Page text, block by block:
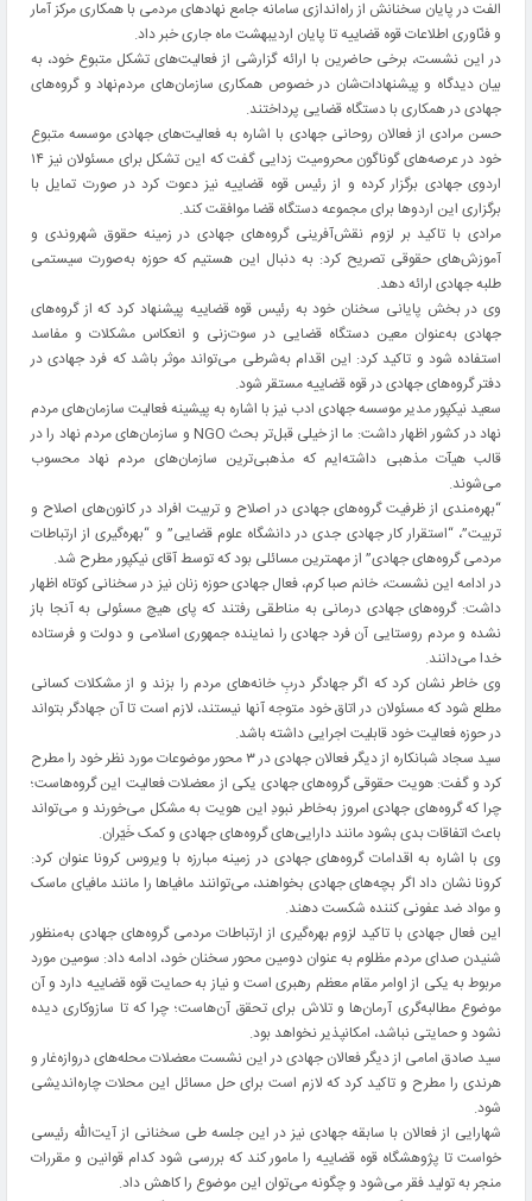
الفت در پایان سخنانش از راه‌اندازی سامانه‌ جامع نهادهای مردمی با همکاری مرکز آمار
و فنّاوری اطلاعات قوه قضاییه تا پایان اردیبهشت ماه جاری خبر داد.
در این نشست، برخی حاضرین با ارائه گزارشی از فعالیت‌های تشکل متبوع‌ خود، به
بیان دیدگاه و پیشنهادات‌شان در خصوص همکاری سازمان‌های مردم‌نهاد و گروه‌های
جهادی در همکاری با دستگاه قضایی پرداختند.
حسن مرادی از فعالان روحانی جهادی با اشاره به فعالیت‌های جهادی موسسه متبوع
خود در عرصه‌های گوناگون محرومیت زدایی گفت که این تشکل برای مسئولان نیز ۱۴
اردوی جهادی برگزار کرده و از رئیس قوه قضاییه نیز دعوت کرد در صورت تمایل با
برگزاری این اردوها برای مجموعه دستگاه قضا موافقت کند.
مرادی با تاکید بر لزوم نقش‌آفرینی گروه‌های جهادی در زمینه حقوق شهروندی و
آموزش‌های حقوقی تصریح کرد: به دنبال این هستیم که حوزه به‌صورت سیستمی
طلبه جهادی ارائه دهد.
وی در بخش پایانی سخنان خود به رئیس قوه قضاییه پیشنهاد کرد که از گروه‌های
جهادی به‌عنوان معین دستگاه قضایی در سوت‌زنی و انعکاس مشکلات و مفاسد
استفاده شود و تاکید کرد: این اقدام به‌شرطی می‌تواند موثر باشد که فرد جهادی در
دفتر گروه‌های جهادی در قوه قضاییه مستقر شود.
سعید نیکپور مدیر موسسه جهادی ادب نیز با اشاره به پیشینه فعالیت سازمان‌های مردم
نهاد در کشور اظهار داشت: ما از خیلی قبل‌تر بحث NGO و سازمان‌های مردم نهاد را در
قالب هیآت مذهبی داشته‌ایم که مذهبی‌ترین سازمان‌های مردم نهاد محسوب
می‌شوند.
“بهره‌مندی از ظرفیت گروه‌های جهادی در اصلاح و تربیت افراد در کانون‌های اصلاح و
تربیت”، “استقرار کار جهادی جدی در دانشگاه علوم قضایی” و “بهره‌گیری از ارتباطات
مردمی گروه‌های جهادی” از مهمترین مسائلی بود که توسط آقای نیکپور مطرح شد.
در ادامه این نشست، خانم صبا کرم، فعال جهادی حوزه زنان نیز در سخنانی کوتاه اظهار
داشت: گروه‌های جهادی درمانی به مناطقی رفتند که پای هیچ مسئولی به آنجا باز
نشده و مردم روستایی آن فرد جهادی را نماینده جمهوری اسلامی و دولت و فرستاده
خدا می‌دانند.
وی خاطر نشان کرد‌ که اگر جهادگر دربِ خانه‌های مردم را بزند و از مشکلات کسانی
مطلع شود که مسئولان در اتاق خود متوجه آنها نیستند، لازم است تا آن جهادگر بتواند
در حوزه فعالیت خود قابلیت اجرایی داشته باشد.
سید سجاد شبانکاره از دیگر فعالان جهادی در ۳ محور موضوعات مورد نظر خود را مطرح
کرد و گفت: هویت حقوقی گروه‌های جهادی یکی از معضلات فعالیت این گروه‌هاست؛
چرا که گروه‌های جهادی امروز به‌خاطر نبودِ این هویت به مشکل می‌خورند و می‌تواند
باعث اتفاقات بدی بشود مانند دارایی‌های گروه‌های جهادی و کمک خَیّران.
وی با اشاره به اقدامات گروه‌های جهادی در زمینه مبارزه با ویروس کرونا عنوان کرد:
کرونا نشان داد اگر بچه‌های جهادی بخواهند، می‌توانند مافیا‌ها را مانند مافیای ماسک
و مواد ضد عفونی کننده شکست دهند.
این فعال جهادی با تاکید لزوم بهره‌گیری از ارتباطات مردمی گروه‌های جهادی به‌منظور
شنیدن صدای مردم مظلوم به عنوان دومین محور سخنان خود، ادامه داد: سومین مورد
مربوط به یکی از اوامر مقام معظم رهبری است و نیاز به حمایت قوه قضاییه دارد و آن
موضوع مطالبه‌گری آرمان‌ها و تلاش برای تحقق آن‌هاست؛ چرا که تا سازوکاری دیده
نشود و حمایتی نباشد، امکانپذیر نخواهد بود.
سید صادق امامی از دیگر فعالان جهادی در این نشست معضلات محله‌های دروازه‌غار و
هرندی را مطرح و تاکید کرد که لازم است برای حل مسائل این محلات چاره‌اندیشی
شود.
شهارایی از فعالان با سابقه جهادی نیز در این جلسه طی سخنانی از آیت‌الله رئیسی
خواست تا پژوهشگاه قوه قضاییه را مامور کند که بررسی شود کدام قوانین و مقررات
منجر به تولید فقر می‌شود و چگونه می‌توان این موضوع را کاهش داد.